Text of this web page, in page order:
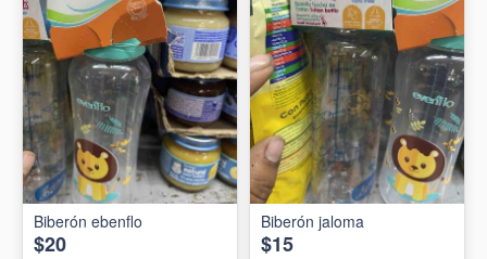
Biberón ebenflo
$20
Biberón jaloma
$15